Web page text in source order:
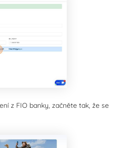
z FIO banky, začněte tak, že se